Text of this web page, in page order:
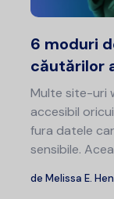
6 moduri
căutărilor
Multe site-uri
accesibil
fura datele
sensibile.
de Melissa E.